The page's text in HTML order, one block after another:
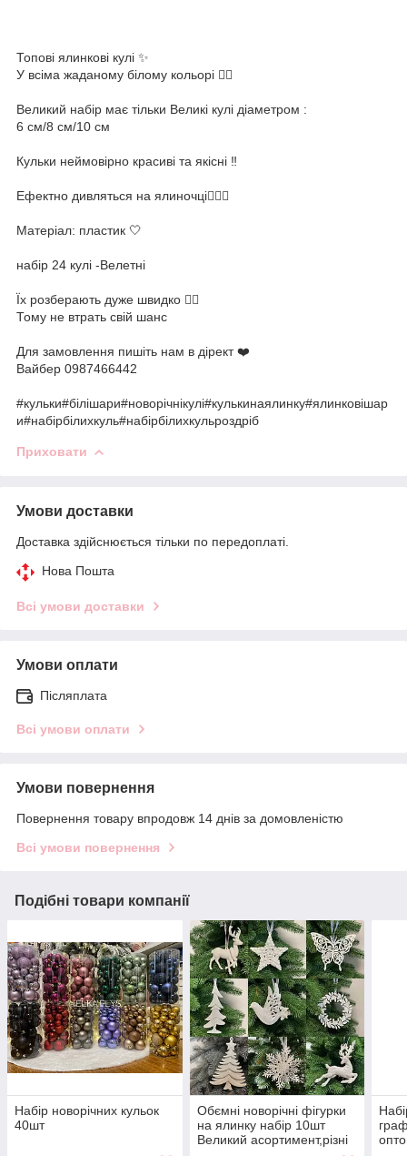
Топові ялинкові кулі ✨
У всіма жаданому білому кольорі 👌🏻
Великий набір має тільки Великі кулі діаметром :
6 см/8 см/10 см
Кульки неймовірно красиві та якісні ‼️
Ефектно дивляться на ялиночці👉🏻🤍
Матеріал: пластик 🤍
набір 24 кулі -Велетні
Їх розберають дуже швидко 👌🏻
Тому не втрать свій шанс
Для замовлення пишіть нам в дірект ❤️
Вайбер 0987466442
#кульки#білішари#новорічнікулі#кулькинаялинку#ялинковішар
и#набірбілихкуль#набірбілихкульроздріб
Приховати
Умови доставки
Доставка здійснюється тільки по передоплаті.
Нова Пошта
Всі умови доставки
Умови оплати
Післяплата
Всі умови оплати
Умови повернення
Повернення товару впродовж 14 днів за домовленістю
Всі умови повернення
Подібні товари компанії
Набір новорічних кульок
40шт
Обємні новорічні фігурки
на ялинку набір 10шт
Великий асортимент,різні